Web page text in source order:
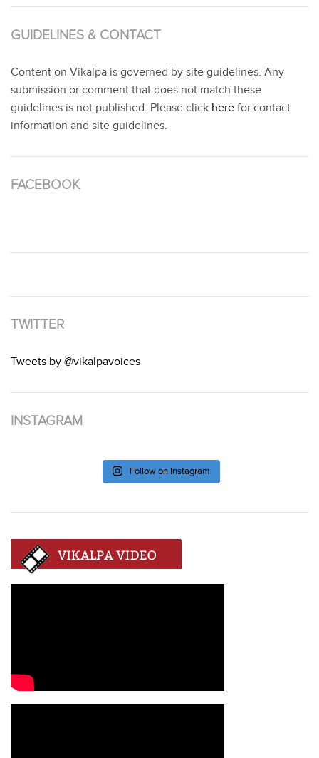
GUIDELINES & CONTACT
Content on Vikalpa is governed by site guidelines. Any
submission or comment that does not match these
guidelines is not published. Please click here for contact
information and site guidelines.
FACEBOOK
TWITTER
Tweets by @vikalpavoices
INSTAGRAM
Follow on Instagram